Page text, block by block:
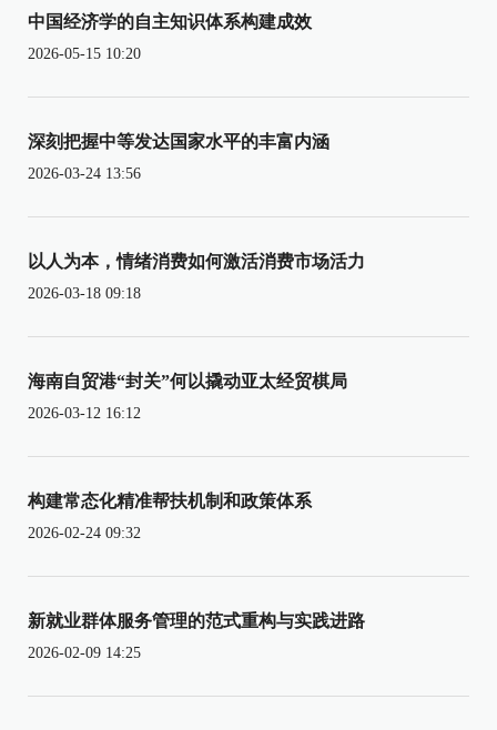
中国经济学的自主知识体系构建成效
2026-05-15 10:20
深刻把握中等发达国家水平的丰富内涵
2026-03-24 13:56
以人为本，情绪消费如何激活消费市场活力
2026-03-18 09:18
海南自贸港“封关”何以撬动亚太经贸棋局
2026-03-12 16:12
构建常态化精准帮扶机制和政策体系
2026-02-24 09:32
新就业群体服务管理的范式重构与实践进路
2026-02-09 14:25